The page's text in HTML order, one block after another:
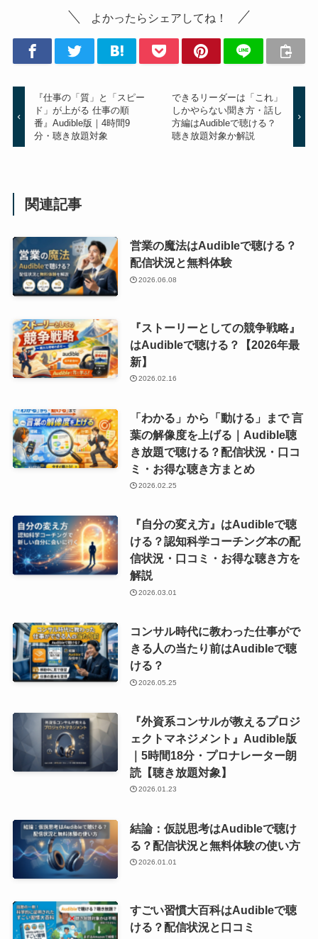
よかったらシェアしてね！
『仕事の「質」と「スピー
ド」が上がる 仕事の順
番』Audible版｜4時間9
分・聴き放題対象
できるリーダーは「これ」
しかやらない聞き方・話し
方編はAudibleで聴ける？
聴き放題対象か解説
関連記事
営業の魔法はAudibleで聴ける？
配信状況と無料体験
2026.06.08
『ストーリーとしての競争戦略』
はAudibleで聴ける？【2026年最
新】
2026.02.16
「わかる」から「動ける」まで 言
葉の解像度を上げる｜Audible聴
き放題で聴ける？配信状況・口コ
ミ・お得な聴き方まとめ
2026.02.25
『自分の変え方』はAudibleで聴
ける？認知科学コーチング本の配
信状況・口コミ・お得な聴き方を
解説
2026.03.01
コンサル時代に教わった仕事がで
きる人の当たり前はAudibleで聴
ける？
2026.05.25
『外資系コンサルが教えるプロジ
ェクトマネジメント』Audible版
｜5時間18分・プロナレーター朗
読【聴き放題対象】
2026.01.23
結論：仮説思考はAudibleで聴け
る？配信状況と無料体験の使い方
2026.01.01
すごい習慣大百科はAudibleで聴
ける？配信状況と口コミ